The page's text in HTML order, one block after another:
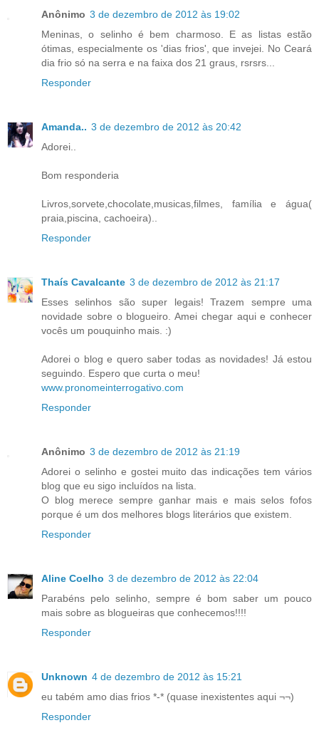
Anônimo 3 de dezembro de 2012 às 19:02
Meninas, o selinho é bem charmoso. E as listas estão
ótimas, especialmente os 'dias frios', que invejei. No Ceará
dia frio só na serra e na faixa dos 21 graus, rsrsrs...
Responder
Amanda.. 3 de dezembro de 2012 às 20:42
Adorei..
Bom responderia
Livros,sorvete,chocolate,musicas,filmes, família e água(
praia,piscina, cachoeira)..
Responder
Thaís Cavalcante 3 de dezembro de 2012 às 21:17
Esses selinhos são super legais! Trazem sempre uma
novidade sobre o blogueiro. Amei chegar aqui e conhecer
vocês um pouquinho mais. :)
Adorei o blog e quero saber todas as novidades! Já estou
seguindo. Espero que curta o meu!
www.pronomeinterrogativo.com
Responder
Anônimo 3 de dezembro de 2012 às 21:19
Adorei o selinho e gostei muito das indicações tem vários
blog que eu sigo incluídos na lista.
O blog merece sempre ganhar mais e mais selos fofos
porque é um dos melhores blogs literários que existem.
Responder
Aline Coelho 3 de dezembro de 2012 às 22:04
Parabéns pelo selinho, sempre é bom saber um pouco
mais sobre as blogueiras que conhecemos!!!!
Responder
Unknown 4 de dezembro de 2012 às 15:21
eu tabém amo dias frios *-* (quase inexistentes aqui ¬¬)
Responder